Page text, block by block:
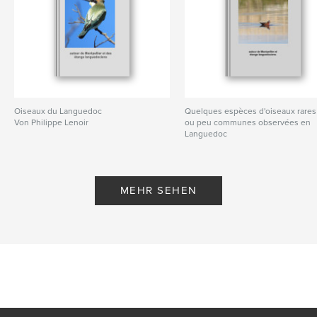
Oiseaux du Languedoc
Von Philippe Lenoir
Quelques espèces d'oiseaux rares
ou peu communes observées en
Languedoc
MEHR SEHEN